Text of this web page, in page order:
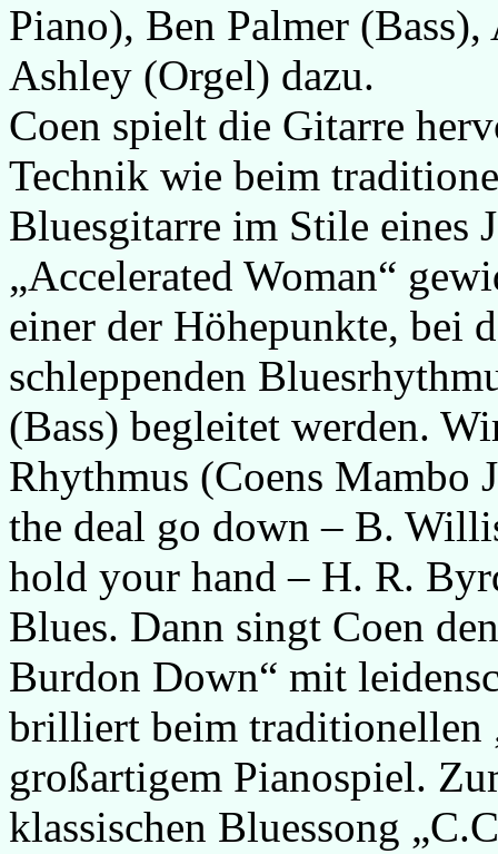
Piano), Ben Palmer
Ashley (Orgel) dazu.
Coen spielt die Gitarre
Technik wie beim
Bluesgitarre im Stile eines
„Accelerated Woman“
einer der Höhepunkte, bei
schleppenden
(Bass) begleitet werden.
Rhythmus (Coens Mambo
the deal go down – B.
hold your hand – H. R.
Blues. Dann singt Coen
Burdon Down“ mit
brilliert beim traditionellen
großartigem Pianospiel.
klassischen Bluessong